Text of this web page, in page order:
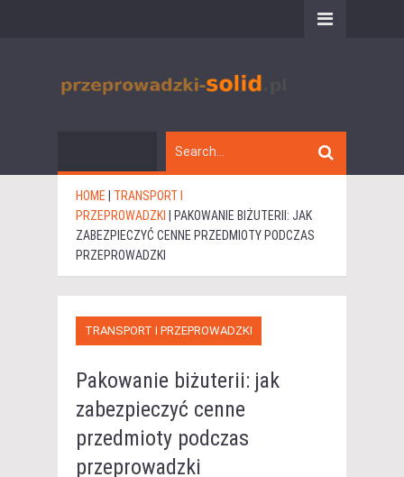
HOME
TRANSPORT I
PRZEPROWADZKI
PAKOWANIE BIŻUTERII: JAK
ZABEZPIECZYĆ CENNE PRZEDMIOTY PODCZAS
PRZEPROWADZKI
TRANSPORT I PRZEPROWADZKI
Pakowanie biżuterii: jak
zabezpieczyć cenne
przedmioty podczas
przeprowadzki